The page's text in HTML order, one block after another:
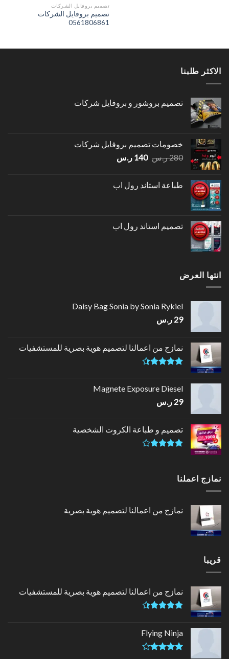
تصميم بروفايل الشركات
تصميم بروفايل الشركات
0561806861
الاكثر طلبنا
تصميم بروشور و بروفايل شركات
خصومات تصميم بروفايل شركات
280ر.س السعر
280 ر.س.
140 ر.سالسعر
140 ر.س.طباعة استاند رول اب
تصميم استاند رول اب
انتها العرض
Daisy Bag Sonia by Sonia Rykiel
29 ر.س
نمازج من اعمالنا لتصميم هوية بصرية للمستشفيات
5
Magnete Exposure Diesel
29 ر.س
تصميم و طباعة الكروت الشخصية
5
نمازج اعملنا
نمازج من اعمالنا لتصميم هوية بصرية
قريبا
نمازج من اعمالنا لتصميم هوية بصرية للمستشفيات
5
Flying Ninja